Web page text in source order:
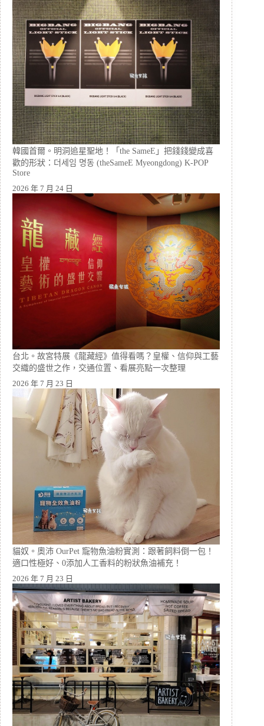
韓國首爾。明洞追星聖地！「the SameE」把錢錢變成喜
歡的形狀：더세임 명동 (theSameE Myeongdong) K-POP
Store
2026 年 7 月 24 日
台北。故宮特展《龍藏經》值得看嗎？皇權、信仰與工藝
交織的盛世之作，交通位置、看展亮點一次整理
2026 年 7 月 23 日
貓奴。奧沛 OurPet 寵物魚油粉實測：跟著飼料倒一包！
適口性極好、0添加人工香料的粉狀魚油補充！
2026 年 7 月 23 日